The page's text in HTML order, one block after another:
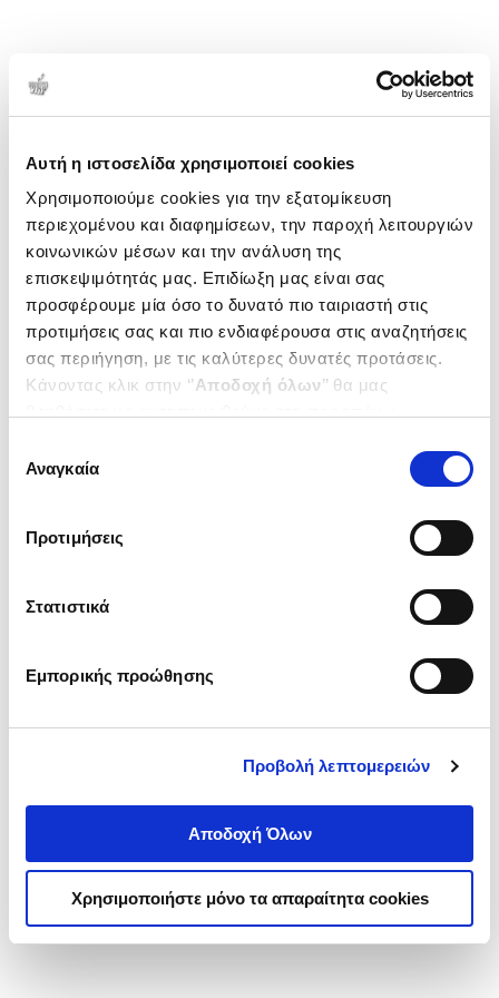
Αυτή η ιστοσελίδα χρησιμοποιεί cookies
Χρησιμοποιούμε cookies για την εξατομίκευση
περιεχομένου και διαφημίσεων, την παροχή λειτουργιών
κοινωνικών μέσων και την ανάλυση της
επισκεψιμότητάς μας. Επιδίωξη μας είναι σας
προσφέρουμε μία όσο το δυνατό πιο ταιριαστή στις
προτιμήσεις σας και πιο ενδιαφέρουσα στις αναζητήσεις
σας περιήγηση, με τις καλύτερες δυνατές προτάσεις.
Κάνοντας κλικ στην ‘’Αποδοχή όλων’’ θα μας
ενδιαφέρουν και να επιλέξετε από τα παρακάτω με την
΄΄και να ενημερωθείτε σχετικά με
συγκατάθεσης
Αναγκαία
Προτιμήσεις
Στατιστικά
Εμπορικής προώθησης
Προβολή λεπτομερειών
Αποδοχή Όλων
Χρησιμοποιήστε μόνο τα απαραίτητα cookies